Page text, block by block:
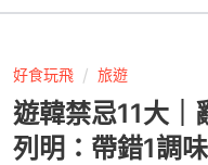
好食玩飛 旅遊
遊韓禁忌11大
列明：帶錯1調